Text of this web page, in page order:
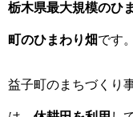
栃木県最大規模のひ
町のひまわり畑です。
益子町のまちづくり